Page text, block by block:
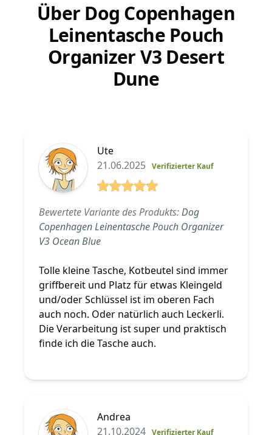
Über Dog Copenhagen
Leinentasche Pouch
Organizer V3 Desert
Dune
Ute
21.06.2025 Verifizierter Kauf
Bewertete Variante des Produkts:Dog
Copenhagen Leinentasche Pouch Organizer
V3 Ocean Blue
Tolle kleine Tasche, Kotbeutel sind immer
griffbereit und Platz für etwas Kleingeld
und/oder Schlüssel ist im oberen Fach
auch noch. Oder natürlich auch Leckerli.
Die Verarbeitung ist super und praktisch
finde ich die Tasche auch.
Andrea
21.10.2024 Verifizierter Kauf